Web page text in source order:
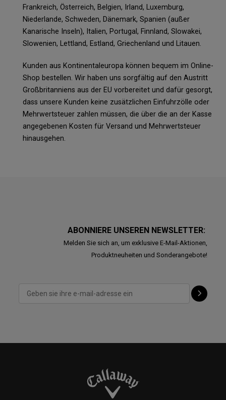
Frankreich, Österreich, Belgien, Irland, Luxemburg,
Niederlande, Schweden, Dänemark, Spanien (außer
Kanarische Inseln), Italien, Portugal, Finnland, Slowakei,
Slowenien, Lettland, Estland, Griechenland und Litauen.
Kunden aus Kontinentaleuropa können bequem im Online-
Shop bestellen. Wir haben uns sorgfältig auf den Austritt
Großbritanniens aus der EU vorbereitet und dafür gesorgt,
dass unsere Kunden keine zusätzlichen Einfuhrzölle oder
Mehrwertsteuer zahlen müssen, die über die an der Kasse
angegebenen Kosten für Versand und Mehrwertsteuer
hinausgehen.
ABONNIERE UNSEREN NEWSLETTER:
Melden Sie sich an, um exklusive E-Mail-Aktionen,
Produktneuheiten und Sonderangebote!